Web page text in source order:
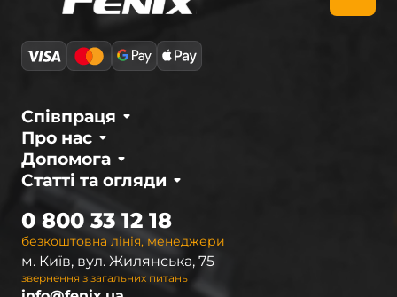
Про нас
Співпраця
Статті та огляди
Допомога
безкоштовна лінія, менеджери
0 800 33 12 18
м. Київ, вул. Жилянська, 75
звернення з загальних питань